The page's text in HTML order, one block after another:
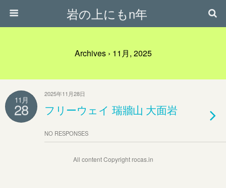
岩の上にもn年
Archives › 11月, 2025
11月
28
2025年11月28日
フリーウェイ 瑞牆山 大面岩
NO RESPONSES
All content Copyright rocas.in